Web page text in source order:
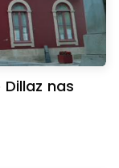
nas